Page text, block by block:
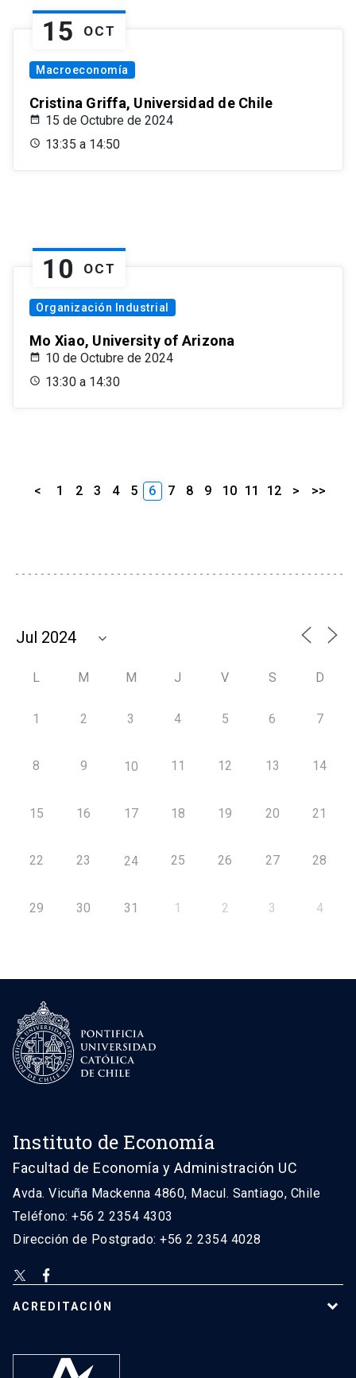
15 OCT
Macroeconomía
Cristina Griffa, Universidad de Chile
15 de Octubre de 2024
13:35 a 14:50
10 OCT
Organización Industrial
Mo Xiao, University of Arizona
10 de Octubre de 2024
13:30 a 14:30
< 1 2 3 4 5 6 7 8 9 10 11 12 > >>
L M M J V S D
1 2 3 4 5 6 7
8 9 10 11 12 13 14
15 16 17 18 19 20 21
22 23 24 25 26 27 28
29 30 31 1 2 3 4
Instituto de Economía
Facultad de Economía y Administración UC
Avda. Vicuña Mackenna 4860, Macul. Santiago, Chile
Teléfono: +56 2 2354 4303
Dirección de Postgrado: +56 2 2354 4028
ACREDITACIÓN